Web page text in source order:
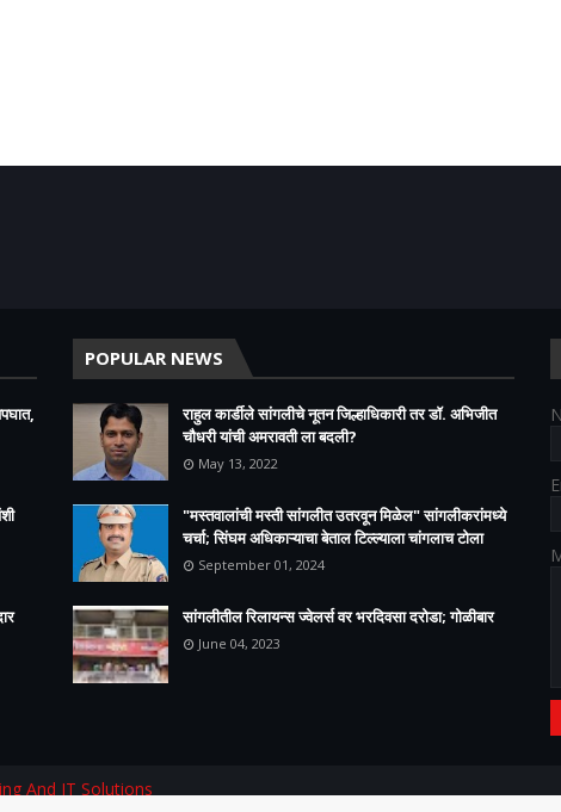
POPULAR NEWS
राहुल कार्डीले सांगलीचे नूतन जिल्हाधिकारी तर डॉ. अभिजीत
चौधरी यांची अमरावती ला बदली?
May 13, 2022
"मस्तवालांची मस्ती सांगलीत उतरवून मिळेल" सांगलीकरांमध्ये
चर्चा; सिंघम अधिकाऱ्याचा बेताल टिल्ल्याला चांगलाच टोला
September 01, 2024
सांगलीतील रिलायन्स ज्वेलर्स वर भरदिवसा दरोडा; गोळीबार
June 04, 2023
And IT Solutions